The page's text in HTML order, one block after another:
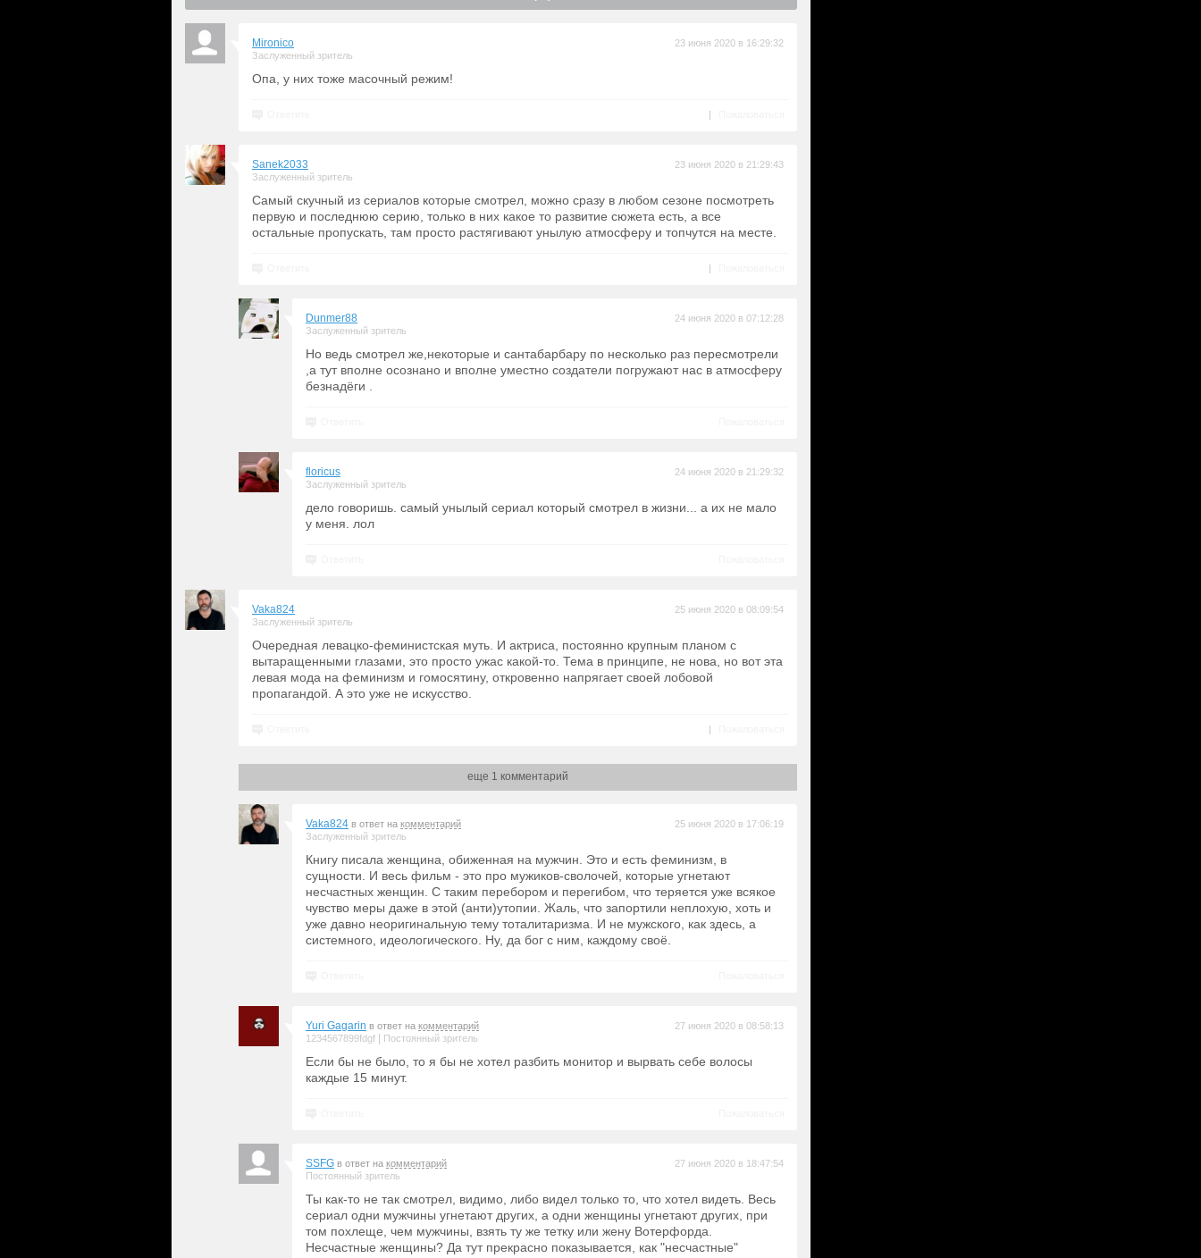
Mironico
Заслуженный зритель
23 июня 2020 в 16:29:32
Опа, у них тоже масочный режим!
|
Sanek2033
Заслуженный зритель
23 июня 2020 в 21:29:43
Самый скучный из сериалов которые смотрел, можно сразу в любом сезоне посмотреть
первую и последнюю серию, только в них какое то развитие сюжета есть, а все
остальные пропускать, там просто растягивают унылую атмосферу и топчутся на месте.
|
Dunmer88
Заслуженный зритель
24 июня 2020 в 07:12:28
Но ведь смотрел же,некоторые и сантабарбару по несколько раз пересмотрели
,а тут вполне осознано и вполне уместно создатели погружают нас в атмосферу
безнадёги .
floricus
Заслуженный зритель
24 июня 2020 в 21:29:32
дело говоришь. самый унылый сериал который смотрел в жизни... а их не мало
у меня. лол
Vaka824
Заслуженный зритель
25 июня 2020 в 08:09:54
Очередная левацко-феминистская муть. И актриса, постоянно крупным планом с
вытаращенными глазами, это просто ужас какой-то. Тема в принципе, не нова, но вот эта
левая мода на феминизм и гомосятину, откровенно напрягает своей лобовой
пропагандой. А это уже не искусство.
|
еще 1 комментарий
Vaka824 в ответ на комментарий
Заслуженный зритель
25 июня 2020 в 17:06:19
Книгу писала женщина, обиженная на мужчин. Это и есть феминизм, в
сущности. И весь фильм - это про мужиков-сволочей, которые угнетают
несчастных женщин. С таким перебором и перегибом, что теряется уже всякое
чувство меры даже в этой (анти)утопии. Жаль, что запортили неплохую, хоть и
уже давно неоригинальную тему тоталитаризма. И не мужского, как здесь, а
системного, идеологического. Ну, да бог с ним, каждому своё.
Yuri Gagarin в ответ на комментарий
1234567899fdgf
Постоянный зритель
27 июня 2020 в 08:58:13
Если бы не было, то я бы не хотел разбить монитор и вырвать себе волосы
каждые 15 минут.
SSFG в ответ на комментарий
Постоянный зритель
27 июня 2020 в 18:47:54
Ты как-то не так смотрел, видимо, либо видел только то, что хотел видеть. Весь
сериал одни мужчины угнетают других, а одни женщины угнетают других, при
том похлеще, чем мужчины, взять ту же тетку или жену Вотерфорда.
Несчастные женщины? Да тут прекрасно показывается, как "несчастные"